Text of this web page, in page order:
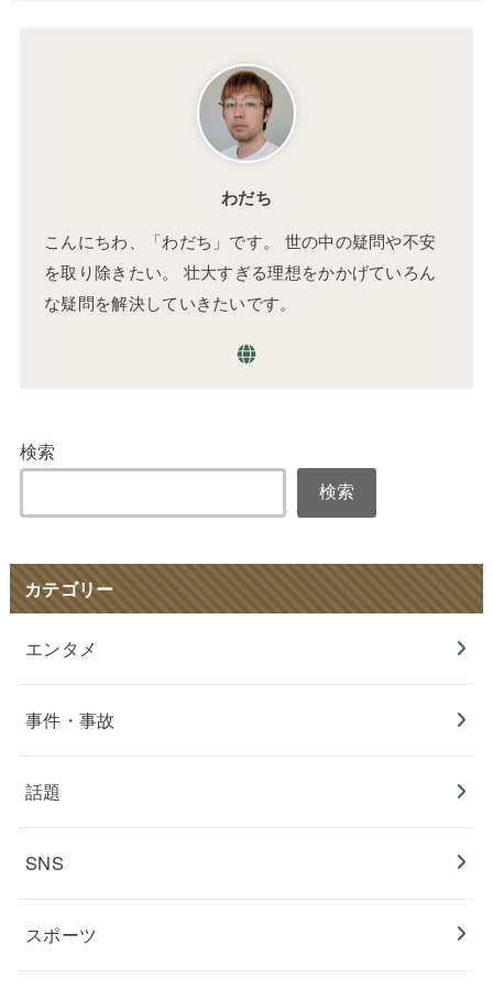
わだち
こんにちわ、「わだち」です。 世の中の疑問や不安
を取り除きたい。 壮大すぎる理想をかかげていろん
な疑問を解決していきたいです。
検索
検索
カテゴリー
エンタメ
事件・事故
話題
SNS
スポーツ